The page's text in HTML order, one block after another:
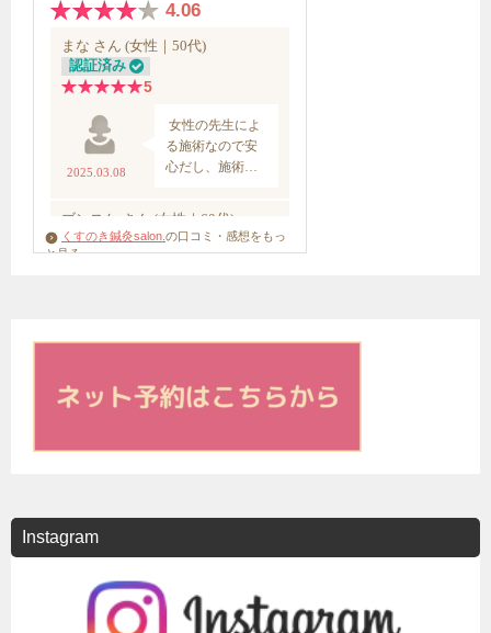
くすのき鍼灸salon. の口コミ・感想をもっ
と見る
Instagram